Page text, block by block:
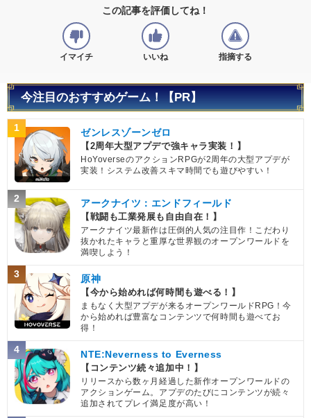
この記事を評価してね！
イマイチ いいね 指摘する
今注目のおすすめゲーム！【PR】
1 ゼンレスゾーンゼロ
【2周年大型アプデで強キャラ実装！】
HoYoverseのアクションRPGが2周年の大型アプデが
実装！システム改善スキマ時間でも遊びやすい！
2 アークナイツ：エンドフィールド
【戦闘も工業発展も自由自在！】
アークナイツ最新作は圧倒的人気の注目作！こだわり
抜かれたキャラと重厚な世界観のオープンワールドを
満喫しよう！
3 原神
【今から始めれば何時間も遊べる！】
まもなく大型アプデが来るオープンワールドRPG！今
から始めれば豊富なコンテンツで何時間も遊べてお
得！
4 NTE:Neverness to Everness
【コンテンツ続々追加中！】
リリースから数ヶ月経過した新作オープンワールドの
アクションゲーム。アプデのたびにコンテンツが続々
追加されてプレイ満足度が高い！